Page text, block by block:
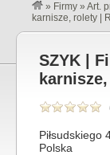
» Firmy » Art.
karnisze, rolety |
SZYK |
Piłsudskiego
Polska